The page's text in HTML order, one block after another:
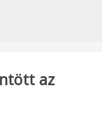
az